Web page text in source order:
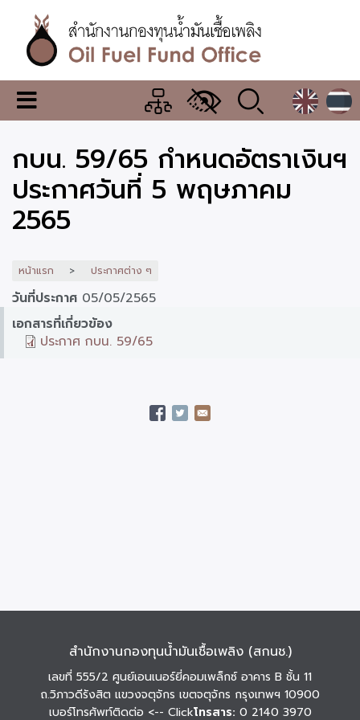
เนื้อหา
หลักสำนักงาน
กองทุน
น้ำมัน
เชื้อ
เพลิง
เมนู
เปลี่ยน
แสดง
ผล
กบน. 59/65 กำหนดอัตราเงินฯ
ประกาศวันที่ 5 พฤษภาคม
2565
หน้าแรก ประกาศต่าง ๆ
วันที่ประกาศ 05/05/2565
เอกสารที่เกี่ยวข้อง
ประกาศ กบน. 59/65
สำนักงานกองทุนน้ำมันเชื้อเพลิง (สกนช.)
เลขที่ 555/2 ศูนย์เอนเนอร์ยี่คอมเพล็กซ์ อาคาร B ชั้น 11
ถ.วิภาวดีรังสิต แขวงจตุจักร เขตจตุจักร กรุงเทพฯ 10900
เบอร์โทรศัพท์ติดต่อ <-- Clickโทรสาร: 0 2140 3970